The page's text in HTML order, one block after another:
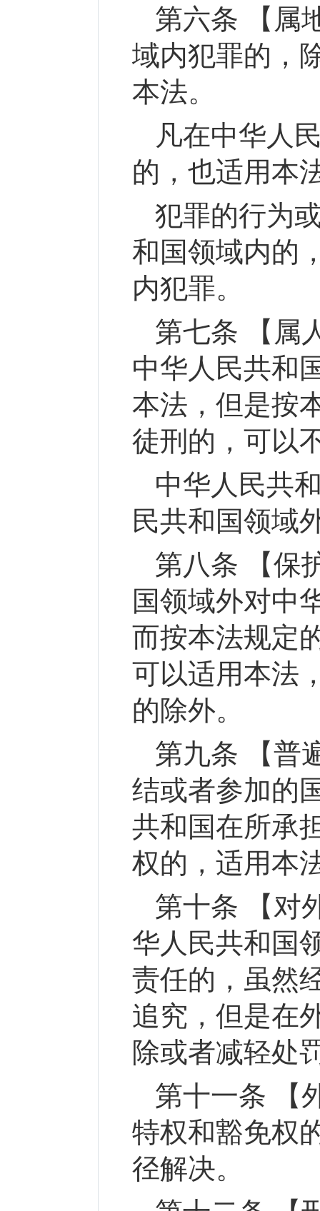
第六条 【属
域内犯罪的，
本法。
凡在中华人
的，也适用本
犯罪的行为
和国领域内的
内犯罪。
第七条 【属
中华人民共和
本法，但是按
徒刑的，可以
中华人民共
民共和国领域
第八条 【保
国领域外对中
而按本法规定
可以适用本法
的除外。
第九条 【普
结或者参加的
共和国在所承
权的，适用本
第十条 【对
华人民共和国
责任的，虽然
追究，但是在
除或者减轻处
第十一条 【
特权和豁免权
径解决。